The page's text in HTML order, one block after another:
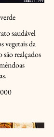
saudável
vegetais da
são realçados